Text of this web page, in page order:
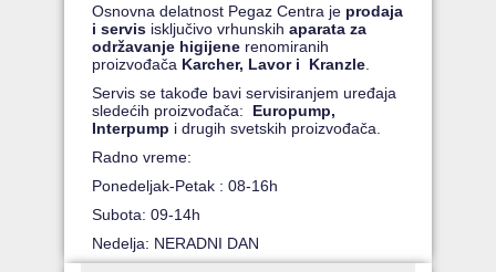
Osnovna delatnost Pegaz Centra je prodaja
i servis isključivo vrhunskihaparata za
održavanje higijene renomiranih
proizvođača Karcher, Lavor i Kranzle
Servis se takođe bavi servisiranjem uređaja
sledećih proizvođača: Europump,
Interpump i drugih svetskih proizvođača.
Radno vreme:
Ponedeljak-Petak : 08-16h
Subota: 09-14h
Nedelja: NERADNI DAN